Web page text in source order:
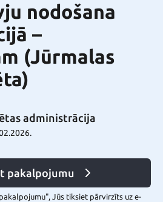
nodošana
–
(Jūrmalas
administrācija
pakalpojumu
Jūs tiksiet pārvirzīts uz e-